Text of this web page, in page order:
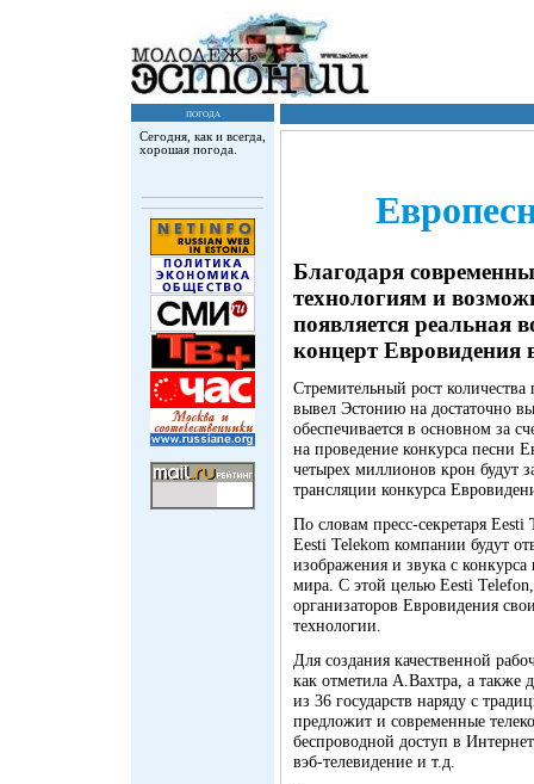
погода
Сегодня, как и всегда,
хорошая погода.
Благодаря
технологиям и
появляется реальная
концерт Евровидения
Стремительный рост
вывел Эстонию на достаточно
обеспечивается в основном за
на проведение конкурса песни
четырех миллионов крон будут
трансляции конкурса
По словам пресс-секретаря
Eesti Telekom компании будут
изображения и звука с
мира. C этой целью Eesti
организаторов Евровидения
технологии.
Для создания качественной
как отметила А.Вахтра, а также
из 36 государств наряду с
предложит и современные
беспроводной доступ в
вэб-телевидение и т.д.